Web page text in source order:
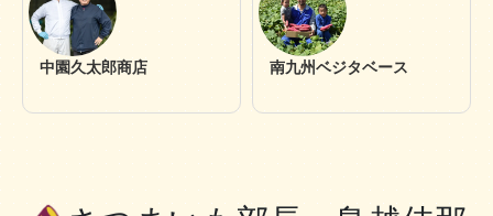
中園久太郎商店 南九州ベジタベース